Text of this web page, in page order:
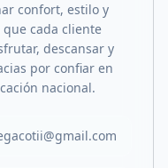
confort, estilo y
cada cliente
descansar y
por confiar en
nacional.